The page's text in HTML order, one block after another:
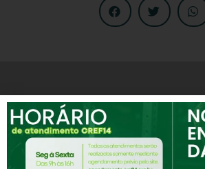
Receba notícias e
Assine nossa